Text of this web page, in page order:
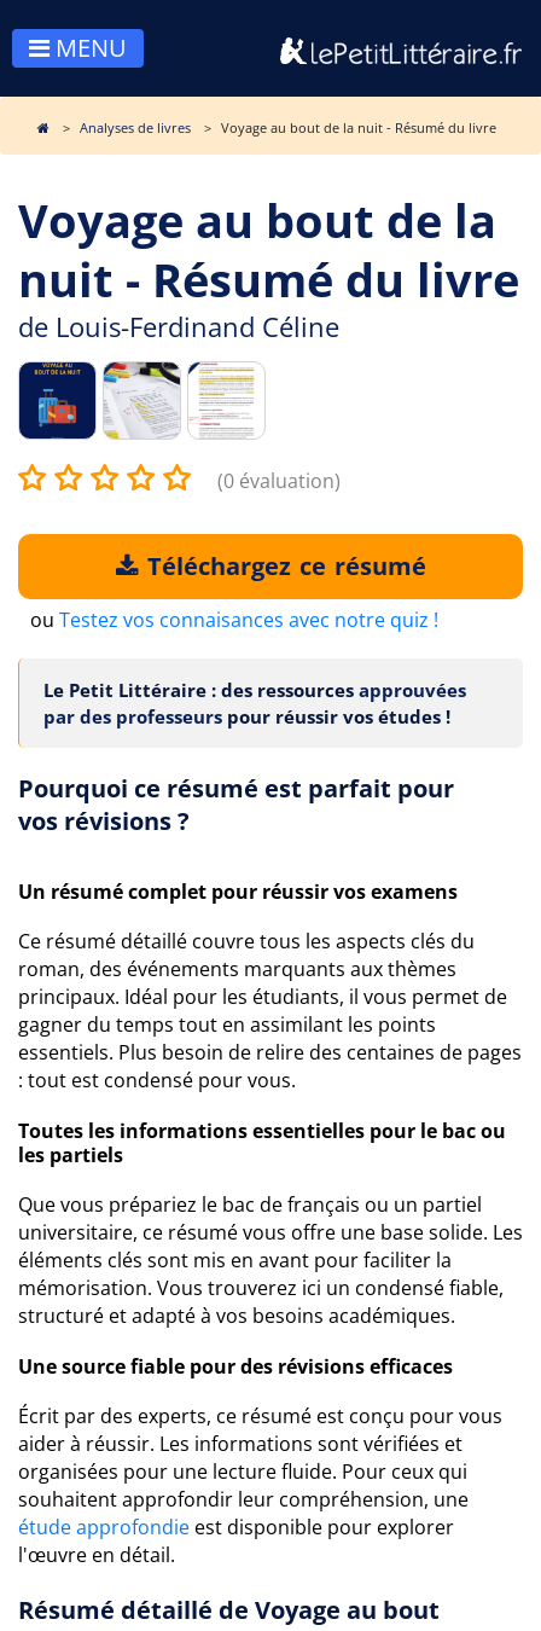
MENU
Analyses de livres Voyage au bout de la nuit - Résumé du livre
Voyage au bout de la
nuit - Résumé du livre
de Louis-Ferdinand Céline
(0 évaluation)
Téléchargez ce résumé
ou Testez vos connaisances avec notre quiz !
Le Petit Littéraire : des ressources approuvées
par des professeurs pour réussir vos études !
Pourquoi ce résumé est parfait pour
vos révisions ?
Un résumé complet pour réussir vos examens
Ce résumé détaillé couvre tous les aspects clés du
roman, des événements marquants aux thèmes
principaux. Idéal pour les étudiants, il vous permet de
gagner du temps tout en assimilant les points
essentiels. Plus besoin de relire des centaines de pages
: tout est condensé pour vous.
Toutes les informations essentielles pour le bac ou
les partiels
Que vous prépariez le bac de français ou un partiel
universitaire, ce résumé vous offre une base solide. Les
éléments clés sont mis en avant pour faciliter la
mémorisation. Vous trouverez ici un condensé fiable,
structuré et adapté à vos besoins académiques.
Une source fiable pour des révisions efficaces
Écrit par des experts, ce résumé est conçu pour vous
aider à réussir. Les informations sont vérifiées et
organisées pour une lecture fluide. Pour ceux qui
souhaitent approfondir leur compréhension, une
étude approfondie est disponible pour explorer
l'œuvre en détail.
Résumé détaillé de Voyage au bout